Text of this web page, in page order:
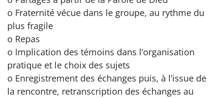
o Fraternité vécue dans le groupe, au rythme du
plus fragile
o Repas
o Implication des témoins dans l’organisation
pratique et le choix des sujets
o Enregistrement des échanges puis, à l’issue de
la rencontre, retranscription des échanges au